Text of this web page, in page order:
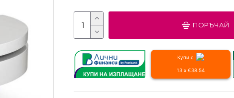
ПОРЪЧАЙ
Купи с
13 x €38.54